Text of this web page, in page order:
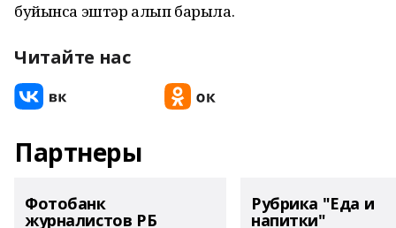
буйынса эштәр алып барыла.
Читайте нас
Партнеры
Фотобанк
журналистов РБ
Рубрика "Еда и
напитки"